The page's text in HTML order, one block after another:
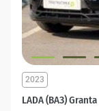
LADA (ВАЗ) Granta
2023